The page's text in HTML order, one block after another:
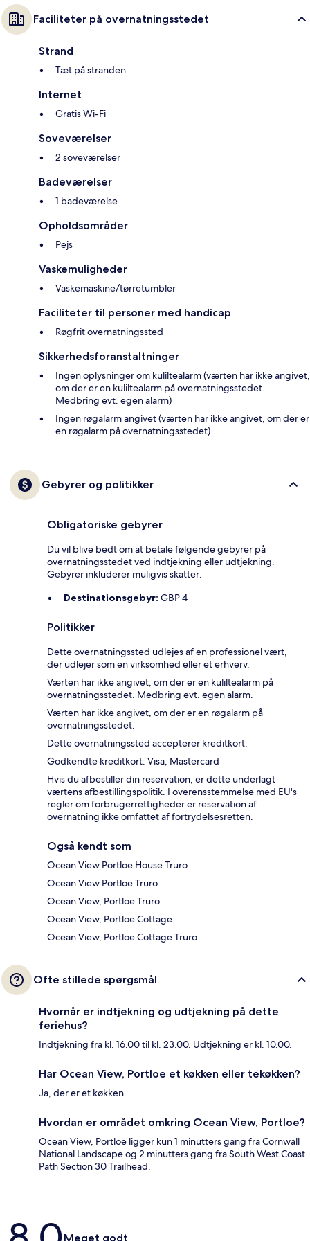
Faciliteter på overnatningsstedet
Strand
Tæt på stranden
Internet
Gratis Wi-Fi
Soveværelser
2 soveværelser
Badeværelser
1 badeværelse
Opholdsområder
Pejs
Vaskemuligheder
Vaskemaskine/tørretumbler
Faciliteter til personer med handicap
Røgfrit overnatningssted
Sikkerhedsforanstaltninger
Ingen oplysninger om kuliltealarm (værten har ikke angivet,
om der er en kuliltealarm på overnatningsstedet.
Medbring evt. egen alarm)
Ingen røgalarm angivet (værten har ikke angivet, om der er
en røgalarm på overnatningsstedet)
Gebyrer og politikker
Obligatoriske gebyrer
Du vil blive bedt om at betale følgende gebyrer på
overnatningsstedet ved indtjekning eller udtjekning.
Gebyrer inkluderer muligvis skatter:
Destinationsgebyr: GBP 4
Politikker
Dette overnatningssted udlejes af en professionel vært,
der udlejer som en virksomhed eller et erhverv.
Værten har ikke angivet, om der er en kuliltealarm på
overnatningsstedet. Medbring evt. egen alarm.
Værten har ikke angivet, om der er en røgalarm på
overnatningsstedet.
Dette overnatningssted accepterer kreditkort.
Godkendte kreditkort: Visa, Mastercard
Hvis du afbestiller din reservation, er dette underlagt
værtens afbestillingspolitik. I overensstemmelse med EU's
regler om forbrugerrettigheder er reservation af
overnatning ikke omfattet af fortrydelsesretten.
Også kendt som
Ocean View Portloe House Truro
Ocean View Portloe Truro
Ocean View, Portloe Truro
Ocean View, Portloe Cottage
Ocean View, Portloe Cottage Truro
Ofte stillede spørgsmål
Hvornår er indtjekning og udtjekning på dette
feriehus?
Indtjekning fra kl. 16.00 til kl. 23.00. Udtjekning er kl. 10.00.
Har Ocean View, Portloe et køkken eller tekøkken?
Ja, der er et køkken.
Hvordan er området omkring Ocean View, Portloe?
Ocean View, Portloe ligger kun 1 minutters gang fra Cornwall
National Landscape og 2 minutters gang fra South West Coast
Path Section 30 Trailhead.
Anmeldelser
Meget godt